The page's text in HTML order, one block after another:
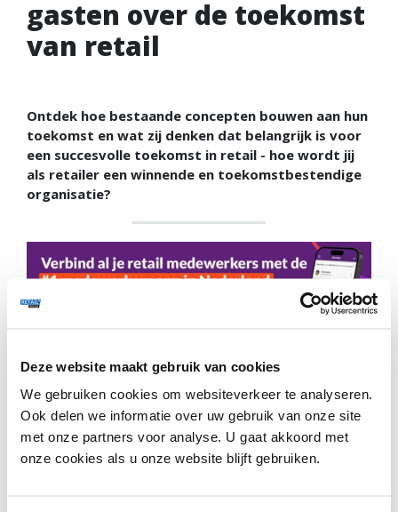
Deze website maakt gebruik van cookies
We gebruiken cookies om websiteverkeer te analyseren.
Ook delen we informatie over uw gebruik van onze site
met onze partners voor analyse. U gaat akkoord met
onze cookies als u onze website blijft gebruiken.
gasten over de toekomst
van retail
Ontdek hoe bestaande concepten bouwen aan hun
toekomst en wat zij denken dat belangrijk is voor
een succesvolle toekomst in retail - hoe wordt jij
als retailer een winnende en toekomstbestendige
organisatie?
Dit is een premium artikel en kan met een
gratis
account verder gelezen worden. Klik hier
om in te
loggen of te registreren.